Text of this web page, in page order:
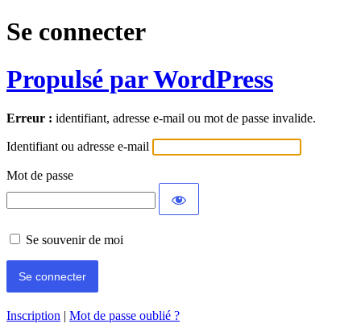
Se connecter
Propulsé par WordPress
Erreur : identifiant, adresse e-mail ou mot de passe invalide.
Identifiant ou adresse e-mail
Mot de passe
Se souvenir de moi
Inscription | Mot de passe oublié ?